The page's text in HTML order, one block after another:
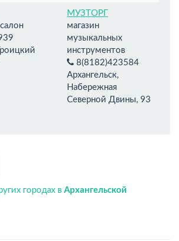
МУЗТОРГ
магазин
музыкальных
инструментов
8(8182)423584
Архангельск,
Набережная
Северной Двины, 93
городах в Архангельской